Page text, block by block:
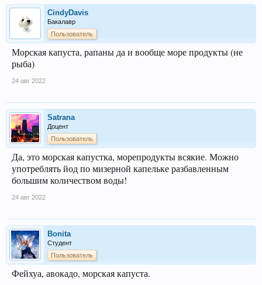
CindyDavis
Бакалавр
Пользователь
Морская капуста, рапаны да и вообще море продукты (не
рыба)
24 авг 2022
Satrana
Доцент
Пользователь
Да, это морская капустка, морепродукты всякие. Можно
употреблять йод по мизерной капельке разбавленным
большим количеством воды!
24 авг 2022
Bonita
Студент
Пользователь
Фейхуа, авокадо, морская капуста.